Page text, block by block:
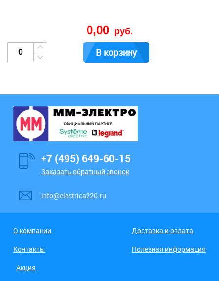
0,00 руб.
В корзину
+7 (495) 649-60-15
Заказать обратный звонок
info@electrica220.ru
О компании
Доставка и оплата
Контакты
Полезная информация
Акция